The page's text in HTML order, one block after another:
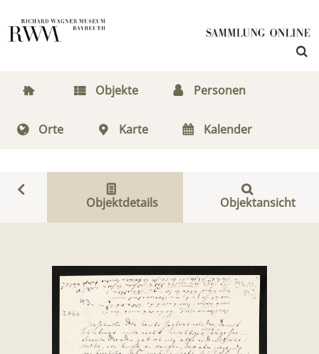
Objekte Personen
Orte Karte Kalender
Objektdetails Objektansicht